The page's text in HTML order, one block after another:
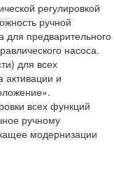
регулировкой
ручной
для предварительного
насоса.
для всех
активации и
всех функций
ручному
модернизации